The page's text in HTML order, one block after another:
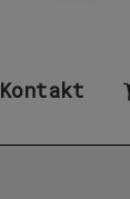
Kontakt